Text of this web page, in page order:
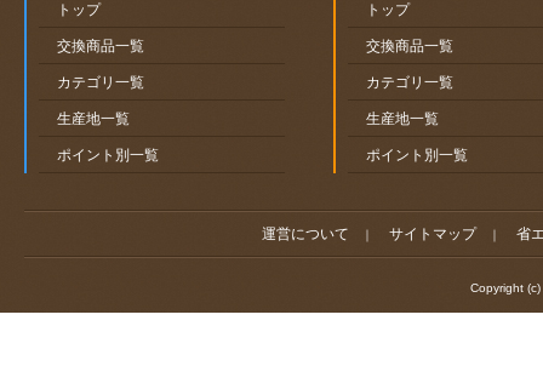
トップ
交換商品一覧
カテゴリ一覧
生産地一覧
ポイント別一覧
トップ
交換商品一覧
カテゴリ一覧
生産地一覧
ポイント別一覧
運営について ｜ サイトマップ ｜ 省
Copyright